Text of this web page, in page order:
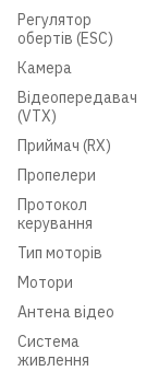
Регулятор
обертів (ESC)
Камера
Відеопередавач
(VTX)
Приймач (RX)
Пропелери
Протокол
керування
Тип моторів
Мотори
Антена відео
Система
живлення